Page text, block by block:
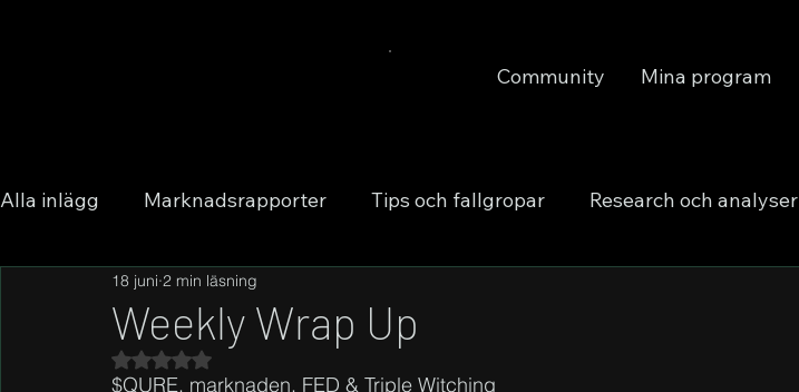
Community Mina program
Alla inlägg Marknadsrapporter Tips och fallgropar Research och analyser
Weekly Wrap Up
18 juni 2 min läsning
Betygsatt till NaN av 5 stjärnor.
$QURE, marknaden, FED & Triple Witching